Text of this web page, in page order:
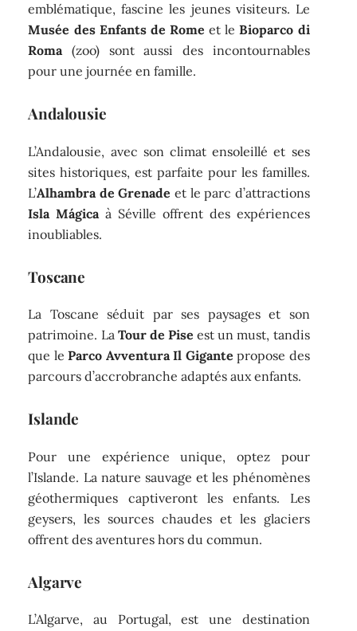
emblématique, fascine les jeunes visiteurs. Le
Musée des Enfants de Rome et leBioparco di
Roma(zoo) sont aussi des incontournables
pour une journée en famille.
Andalousie
L’Andalousie, avec son climat ensoleillé et ses
sites historiques, est parfaite pour les familles.
L’Alhambra de Grenade et le parc d’attractions
Isla Mágica à Séville offrent des expériences
inoubliables.
Toscane
La Toscane séduit par ses paysages et son
patrimoine. La Tour de Pise est un must, tandis
que leParco Avventura Il Gigante propose des
parcours d’accrobranche adaptés aux enfants.
Islande
Pour une expérience unique, optez pour
l’Islande. La nature sauvage et les phénomènes
géothermiques captiveront les enfants. Les
geysers, les sources chaudes et les glaciers
offrent des aventures hors du commun.
Algarve
L’Algarve, au Portugal, est une destination